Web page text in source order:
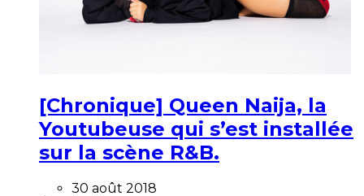
[Chronique] Queen Naija, la
Youtubeuse qui s’est installée
sur la scène R&B.
30 août 2018